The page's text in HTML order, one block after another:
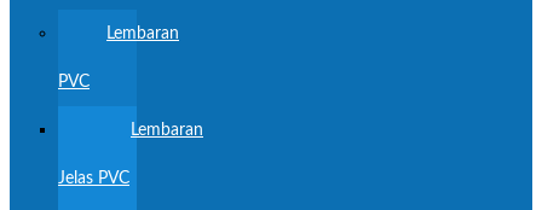
Lembaran
PVC
Lembaran
Jelas PVC